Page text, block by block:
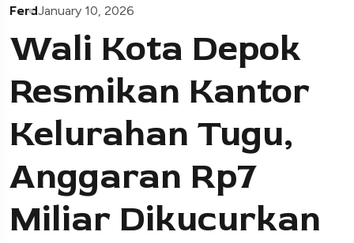
FerdJanuary 10, 2026
Wali Kota Depok
Resmikan Kantor
Kelurahan Tugu,
Anggaran Rp7
Miliar Dikucurkan